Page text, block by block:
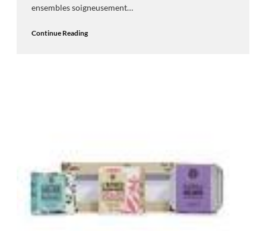
ensembles soigneusement…
Continue Reading